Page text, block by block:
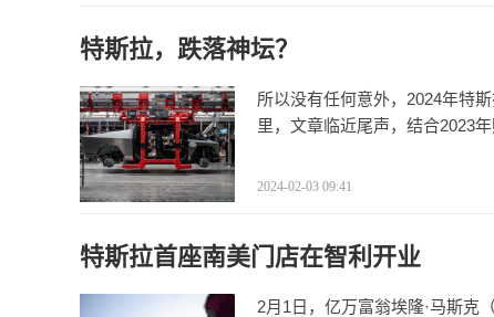
特斯拉，跌落神坛？
所以没有任何意外，2024年特
里，文章临近尾声，结合2023
2024-02-03 09:41
特斯拉首座南美门店在智利开业
2月1日，亿万富翁埃隆·马斯克